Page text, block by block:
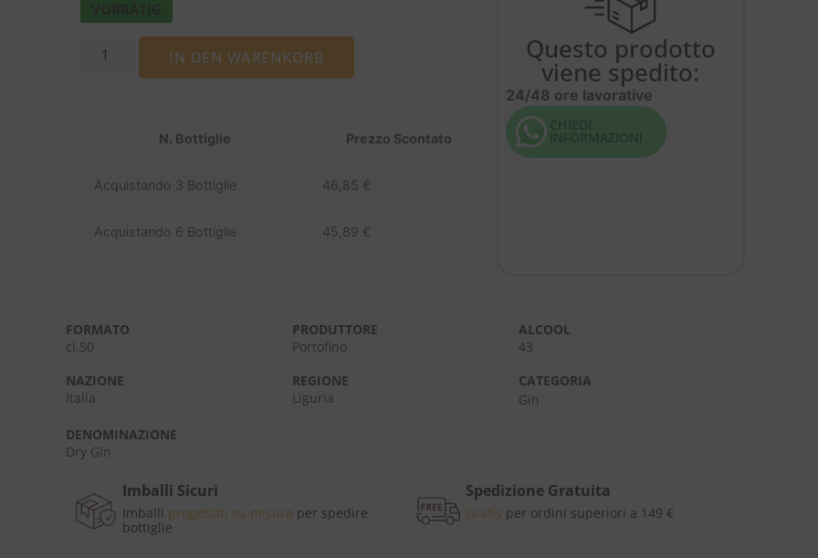
IN DEN WARENKORB
N. Bottiglie Prezzo Scontato
Acquistando 3 Bottiglie 46,85 €
Acquistando 6 Bottiglie 45,89 €
Questo prodotto
viene spedito:
24/48 ore lavorative
FORMATO
cl.50
PRODUTTORE
Portofino
ALCOOL
43
NAZIONE
Italia
REGIONE
Liguria
CATEGORIA
Gin
DENOMINAZIONE
Dry Gin
Imballi Sicuri
Imballi progettati su misura per spedire
bottiglie
Spedizione Gratuita
Gratis per ordini superiori a 149 €